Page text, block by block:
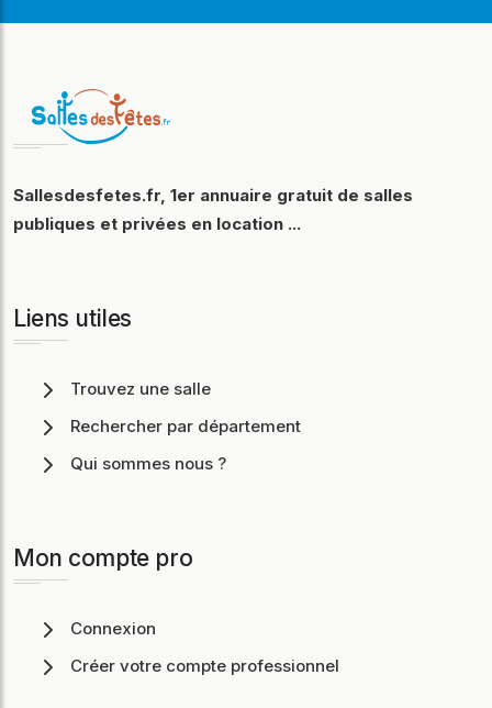
Sallesdesfetes.fr, 1er annuaire gratuit de salles
publiques et privées en location ...
Liens utiles
Trouvez une salle
Rechercher par département
Qui sommes nous ?
Mon compte pro
Connexion
Créer votre compte professionnel